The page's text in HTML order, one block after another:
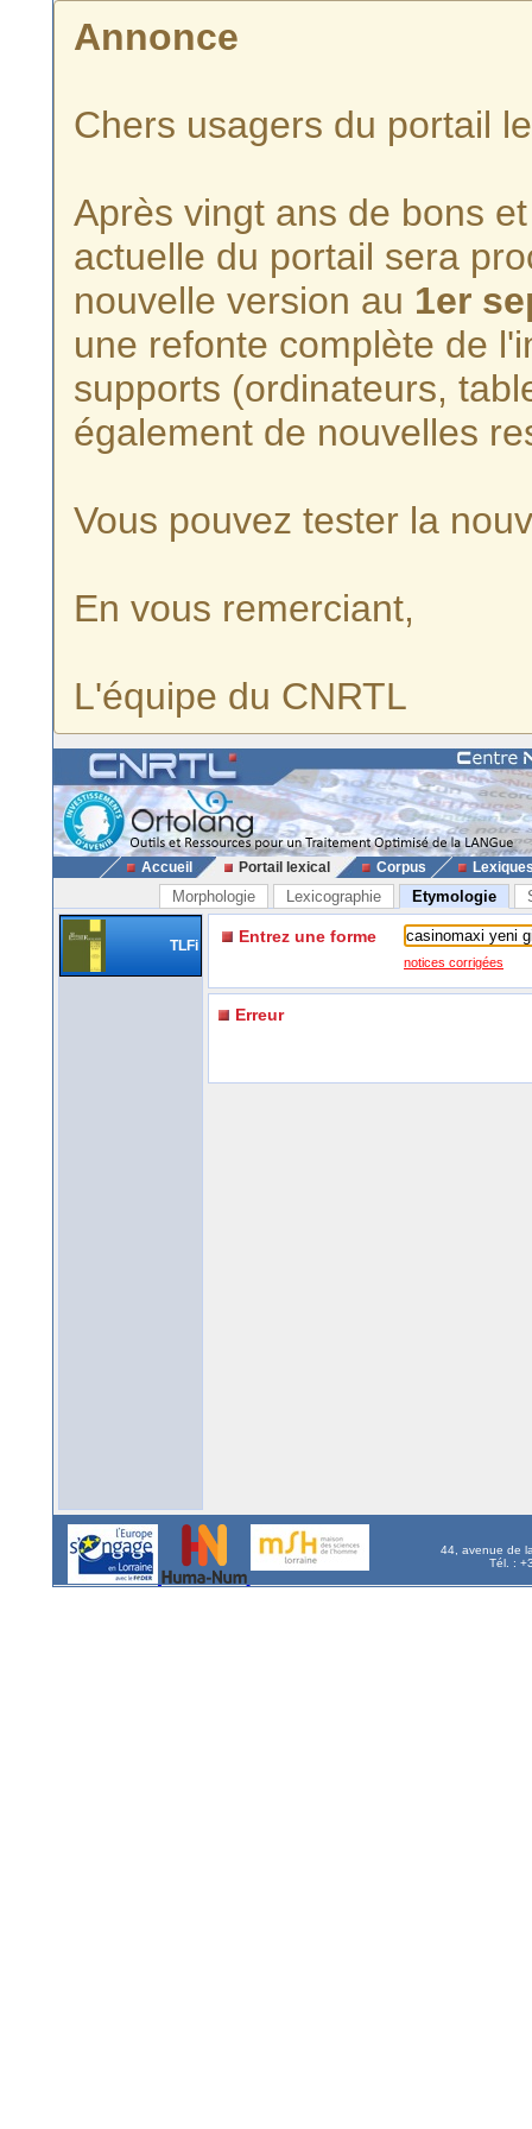
Annonce
Chers usagers du portail
Après vingt ans de bons
actuelle du portail sera
nouvelle version au 1er
une refonte complète de
supports (ordinateurs,
également de nouvelles
Vous pouvez tester la
En vous remerciant,
L'équipe du CNRTL
Accueil Portail lexical Corpus
Morphologie Lexicographie Etymologie
TLFi Entrez une forme
notices corrigées
Erreur
44, avenue de
Tél. :